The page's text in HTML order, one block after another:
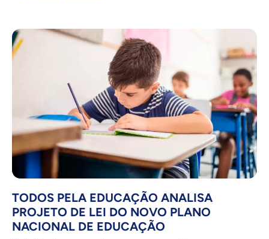
TODOS PELA EDUCAÇÃO ANALISA
PROJETO DE LEI DO NOVO PLANO
NACIONAL DE EDUCAÇÃO